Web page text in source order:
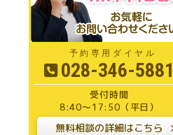
028-346-5881
8:40～17:50（平日）
無料相談の詳細はこちら